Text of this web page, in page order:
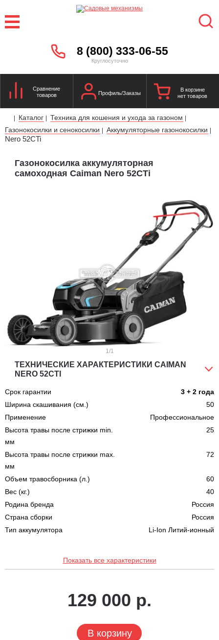
8 (800) 333-06-55
Круглосуточно
Сравнение
товаров
Профиль/Заказы
В корзине
нет товаров
| Каталог | Техника для кошения и ухода за газоном |
Газонокосилки и сенокосилки | Аккумуляторные газонокосилки |
Nero 52CTi
Газонокосилка аккумуляторная
самоходная Caiman Nero 52CTi
1/1
ТЕХНИЧЕСКИЕ ХАРАКТЕРИСТИКИ CAIMAN
NERO 52CTI
Срок гарантии
3 + 2 года
Ширина скашивания (см.)
50
Применение
Профессиональное
Высота травы после стрижки min.
мм
25
Высота травы после стрижки max.
мм
72
Объем травосборника (л.)
60
Вес (кг.)
40
Родина бренда
Россия
Страна сборки
Россия
Тип аккумулятора
Li-Ion Литий-ионный
Показать все характеристики
129 000 р.
В корзину